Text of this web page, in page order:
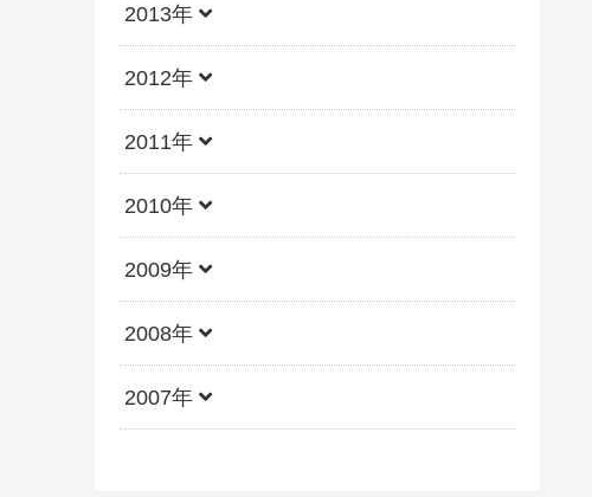
2013年
2012年
2011年
2010年
2009年
2008年
2007年